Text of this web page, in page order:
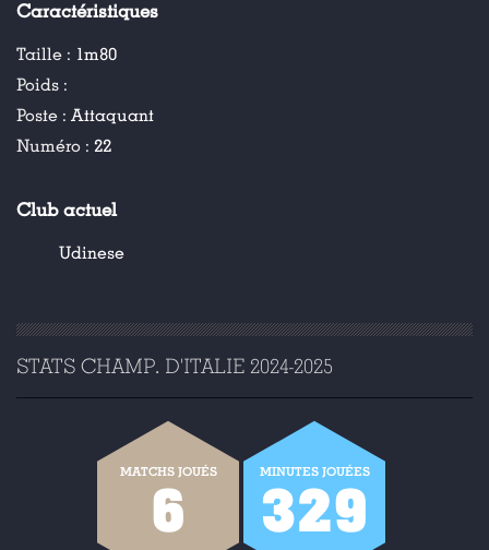
Caractéristiques
Taille : 1m80
Poids :
Poste : Attaquant
Numéro : 22
Club actuel
Udinese
STATS CHAMP. D'ITALIE 2024-2025
MATCHS JOUÉS
6
MINUTES JOUÉES
329